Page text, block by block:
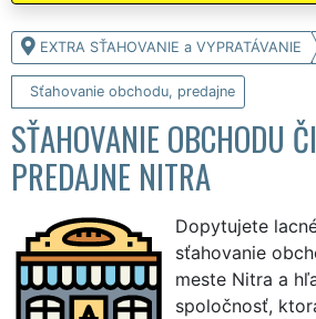
EXTRA SŤAHOVANIE a VYPRATÁVANIE
Sťahovanie obchodu, predajne
SŤAHOVANIE OBCHODU ČI
PREDAJNE NITRA
Dopytujete
sťahovanie
meste Nitra a
spoločnosť,